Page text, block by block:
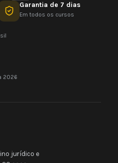
Garantia de 7 dias
Em todos os cursos
2026
jurídico e